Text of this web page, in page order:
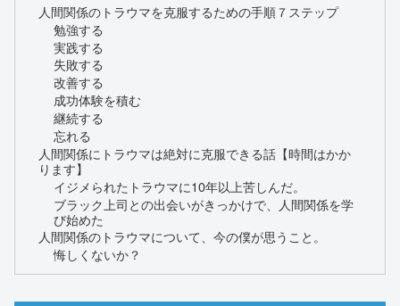
人間関係のトラウマを克服するための手順７ステップ
勉強する
実践する
失敗する
改善する
成功体験を積む
継続する
忘れる
人間関係にトラウマは絶対に克服できる話【時間はかか
ります】
イジメられたトラウマに10年以上苦しんだ。
ブラック上司との出会いがきっかけで、人間関係を学
び始めた
人間関係のトラウマについて、今の僕が思うこと。
悔しくないか？